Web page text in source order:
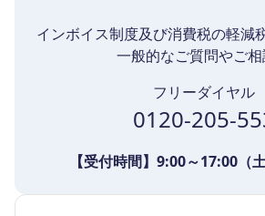
インボイス制度及び消費税の軽減
一般的なご質問やご
フリーダイヤル
0120-205-
【受付時間】9:00～17:00（